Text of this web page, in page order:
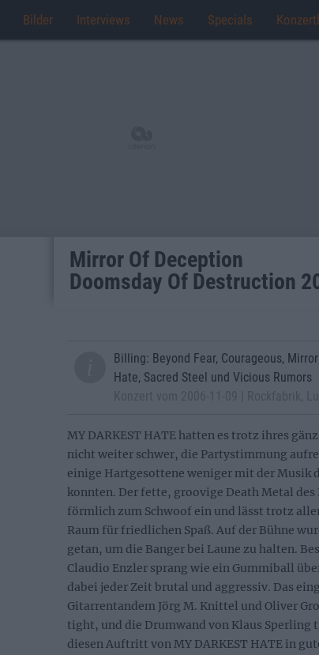
Bilder Interviews News Specials
Mirror Of Deception
Doomsday Of Destruction
Billing: Beyond Fear, Courageous,
Hate, Sacred Steel und Vicious Rumors
MY DARKEST HATE hatten es trotz ihres
nicht weiter schwer, die Partystimmung
einige Hartgesottene weniger mit der Musik
konnten. Der fette, groovige Death Metal des
förmlich zum Schwoof ein und lässt trotz
Raum für friedlichen Spaß. Auf der Bühne
getan, um die Banger bei Laune zu halten.
Claudio Enzler sprang wie ein Gummiball
dabei jeder Zeit brutal und aggressiv. Das
Gitarrentandem Jörg M. Knittel und Oliver
tight, und die Drumwand von Klaus Sperling
diesen Auftritt von MY DARKEST HATE in